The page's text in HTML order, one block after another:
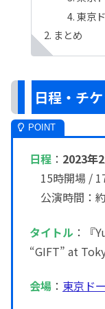
東京
まとめ
日程・チ
日程 ： 2023年
15時開場 /
公演時間：
タイトル ：『
“GIFT” at
会場 ： 東京ド